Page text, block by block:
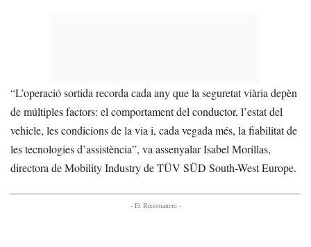
“L’operació sortida recorda cada any que la seguretat viària depèn
de múltiples factors: el comportament del conductor, l’estat del
vehicle, les condicions de la via i, cada vegada més, la fiabilitat de
les tecnologies d’assistència”, va assenyalar Isabel Morillas,
directora de Mobility Industry de TÜV SÜD South-West Europe.
- Et Recomanem -